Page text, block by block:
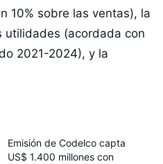
10% sobre las ventas), la
utilidades (acordada con
2021-2024), y la
Emisión de Codelco capta
US$ 1.400 millones con